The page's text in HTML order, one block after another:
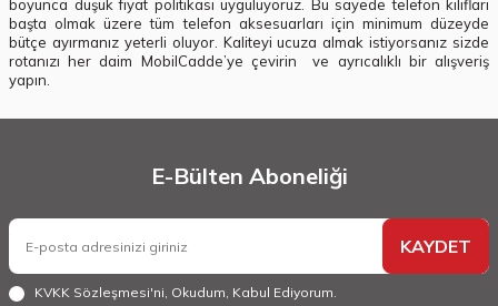
boyunca düşük fiyat politikası uyguluyoruz. Bu sayede telefon kılıfları
başta olmak üzere tüm telefon aksesuarları için minimum düzeyde
bütçe ayırmanız yeterli oluyor. Kaliteyi ucuza almak istiyorsanız sizde
rotanızı her daim MobilCadde’ye çevirin ve ayrıcalıklı bir alışveriş
yapın.
E-Bülten Aboneliği
KAYDET
KVKK Sözleşmesi'ni, Okudum, Kabul Ediyorum.